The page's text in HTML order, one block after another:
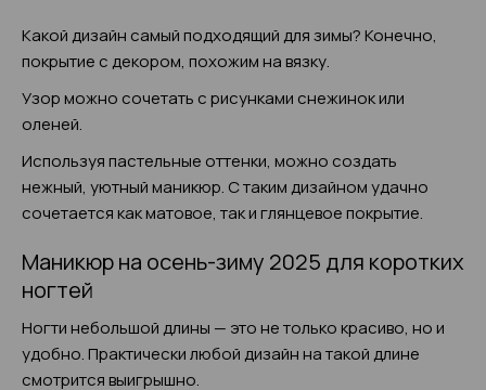
Какой дизайн самый подходящий для зимы? Конечно,
покрытие с декором, похожим на вязку.
Узор можно сочетать с рисунками снежинок или
оленей.
Используя пастельные оттенки, можно создать
нежный, уютный маникюр. С таким дизайном удачно
сочетается как матовое, так и глянцевое покрытие.
Маникюр на осень-зиму 2025 для коротких
ногтей
Ногти небольшой длины — это не только красиво, но и
удобно. Практически любой дизайн на такой длине
смотрится выигрышно.